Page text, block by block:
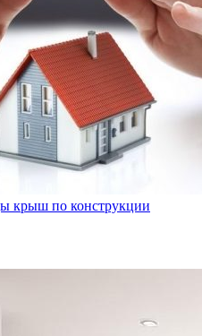
крыш по конструкции